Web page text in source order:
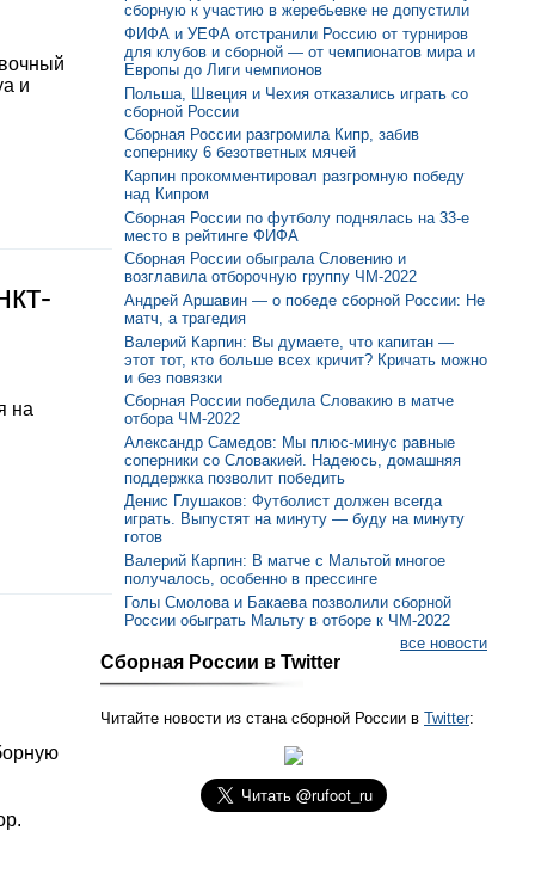
и
на
сборную к участию в жеребьевке не допустили
ФИФА и УЕФА отстранили Россию от турниров
для клубов и сборной — от чемпионатов мира и
Европы до Лиги чемпионов
Польша, Швеция и Чехия отказались играть со
сборной России
Сборная России разгромила Кипр, забив
сопернику 6 безответных мячей
Карпин прокомментировал разгромную победу
над Кипром
Сборная России по футболу поднялась на 33-е
место в рейтинге ФИФА
Сборная России обыграла Словению и
возглавила отборочную группу ЧМ-2022
Андрей Аршавин — о победе сборной России: Не
матч, а трагедия
Валерий Карпин: Вы думаете, что капитан —
этот тот, кто больше всех кричит? Кричать можно
и без повязки
Сборная России победила Словакию в матче
отбора ЧМ-2022
Александр Самедов: Мы плюс-минус равные
соперники со Словакией. Надеюсь, домашняя
поддержка позволит победить
Денис Глушаков: Футболист должен всегда
играть. Выпустят на минуту — буду на минуту
готов
Валерий Карпин: В матче с Мальтой многое
получалось, особенно в прессинге
Голы Смолова и Бакаева позволили сборной
России обыграть Мальту в отборе к ЧМ-2022
все новости
Сборная России в Twitter
Читайте новости из стана сборной России в Twitter: